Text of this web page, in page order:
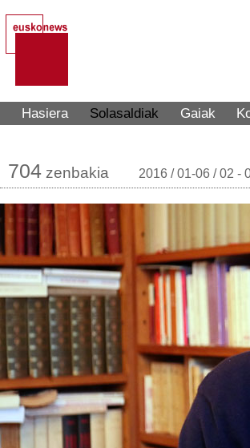
Hasiera Solasaldiak Gaiak
704zenbakia 2016 / 01-06 / 02 -